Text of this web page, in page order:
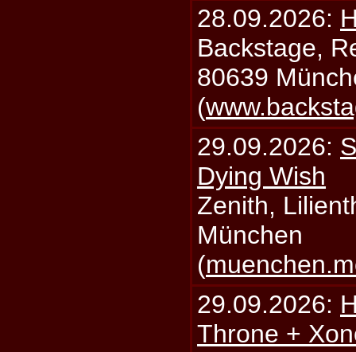
28.09.2026:
Backstage,
80639
(
29.09.2026:
Dying Wish
Zenith,
München
(
29.09.2026:
Throne +